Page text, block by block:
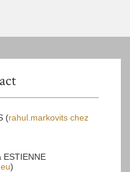
(rahul.markovits chez
ESTIENNE
)